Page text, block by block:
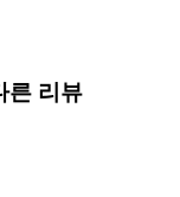
른 리뷰